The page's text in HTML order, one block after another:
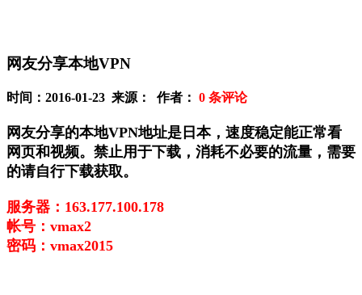
网友分享本地VPN
时间：2016-01-23 来源： 作者： 0 条评论
网友分享的本地VPN地址是日本，速度稳定能正常看
网页和视频。禁止用于下载，消耗不必要的流量，需要
的请自行下载获取。
服务器：163.177.100.178
帐号：vmax2
密码：vmax2015